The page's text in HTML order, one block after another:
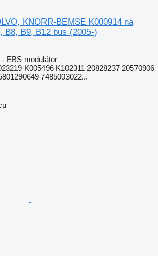
KNORR-BEMSE K000914 na
B8, B9, B12 bus (2005-)
EBS modulátor
K005496 K102311 20828237 20570906
7485003022...